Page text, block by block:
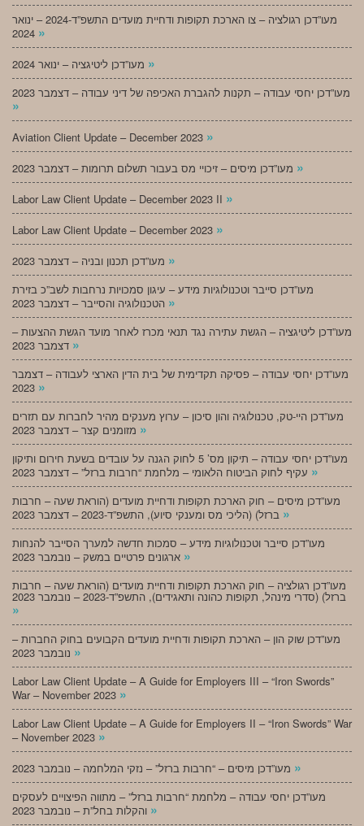
מעו”דכן רגולציה – צו הארכת תקופות ודחיית מועדים התשפ”ד-2024 – ינואר
»
»
מעו”דכן יחסי עבודה – תקנות להגברת האכיפה של דיני עבודה – דצמבר 2023
»
Aviation Client Update – December 2023 »
»
Labor Law Client Update – December 2023 II »
Labor Law Client Update – December 2023 »
»
מעו”דכן סייבר וטכנולוגיות מידע – עיגון סמכויות נרחבות לשב”כ בזירת
»
מעו”דכן ליטיגציה – הגשת עתירה נגד תנאי מכרז לאחר מועד הגשת ההצעות –
»
מעו”דכן יחסי עבודה – פסיקה תקדימית של בית הדין הארצי לעבודה – דצמבר
»
מעו”דכן היי-טק, טכנולוגיה והון סיכון – ערוץ מענקים מהיר לחברות עם תזרים
»
מעו”דכן יחסי עבודה – תיקון מס’ 5 לחוק הגנה על עובדים בשעת חירום ותיקון
»
מעו”דכן מיסים – חוק הארכת תקופות ודחיית מועדים (הוראת שעה – חרבות
»
מעו”דכן סייבר וטכנולוגיות מידע – סמכות חדשה למערך הסייבר להנחות
»
מעו”דכן רגולציה – חוק הארכת תקופות ודחיית מועדים (הוראת שעה – חרבות
ברזל) (סדרי מינהל, תקופות כהונה ותאגידים), התשפ”ד-2023 – נובמבר 2023
»
מעו”דכן שוק הון – הארכת תקופות ודחיית מועדים הקבועים בחוק החברות –
»
Labor Law Client Update – A Guide for Employers III – “Iron Swords”
War – November 2023 »
Labor Law Client Update – A Guide for Employers II – “Iron Swords” War
– November 2023 »
»
מעו”דכן יחסי עבודה – מלחמת “חרבות ברזל” – מתווה הפיצויים לעסקים
»